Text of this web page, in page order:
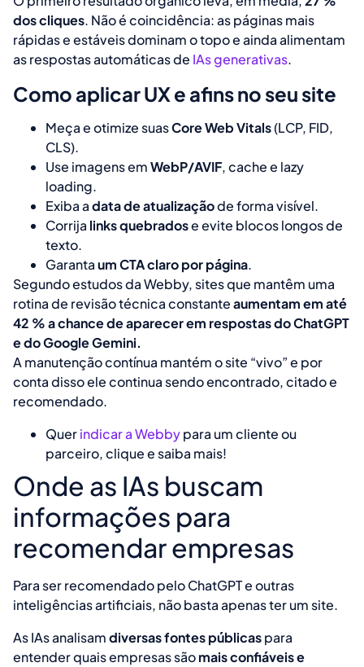
dos cliques. Não é coincidência: as páginas mais
rápidas e estáveis dominam o topo e ainda alimentam
as respostas automáticas de IAs generativas.
Como aplicar UX e afins no seu site
Meça e otimize suasCore Web Vitals(LCP, FID,
CLS).
Use imagens emWebP/AVIF, cache e lazy
loading.
Exiba adata de atualizaçãode forma visível.
Corrija links quebradose evite blocos longos de
texto.
Garantaum CTA claro por página.
Segundo estudos da Webby, sites que mantêm uma
rotina de revisão técnica constanteaumentam em até
42 % a chance de aparecer em respostas do ChatGPT
e do Google Gemini.
A manutenção contínua mantém o site “vivo” e por
conta disso ele continua sendo encontrado, citado e
recomendado.
Querindicar a Webbypara um cliente ou
parceiro, clique e saiba mais!
Onde as IAs buscam
informações para
recomendar empresas
Para ser recomendado pelo ChatGPT e outras
inteligências artificiais, não basta apenas ter um site.
As IAs analisamdiversas fontes públicaspara
entender quais empresas sãomais confiáveis e